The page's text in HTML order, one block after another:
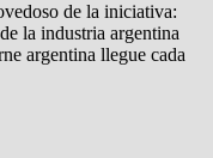
de la iniciativa:
la industria argentina
argentina llegue cada